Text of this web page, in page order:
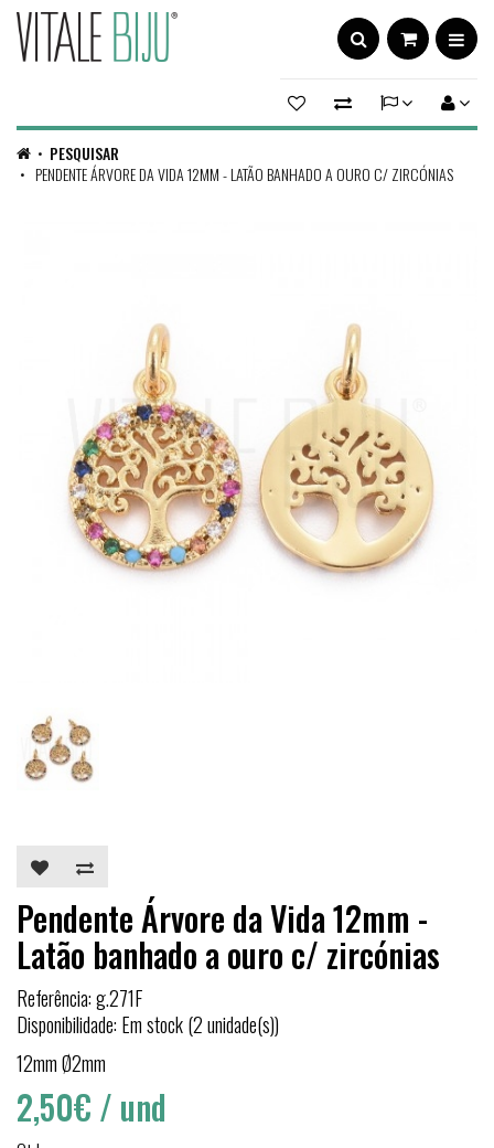
PESQUISAR
PENDENTE ÁRVORE DA VIDA 12MM - LATÃO BANHADO A OURO C/ ZIRCÓNIAS
Pendente Árvore da Vida 12mm -
Latão banhado a ouro c/ zircónias
Referência: g.271F
Disponibilidade: Em stock (2 unidade(s))
12mm Ø2mm
2,50€ / und